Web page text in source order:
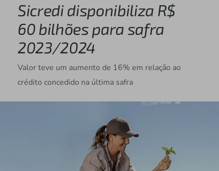
Sicredi disponibiliza R$
60 bilhões para safra
2023/2024
Valor teve um aumento de 16% em relação ao
crédito concedido na última safra